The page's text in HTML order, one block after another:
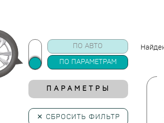
ПО АВТО
ПО ПАРАМЕТРАМ
ПАРАМЕТРЫ
✕ СБРОСИТЬ ФИЛЬТР